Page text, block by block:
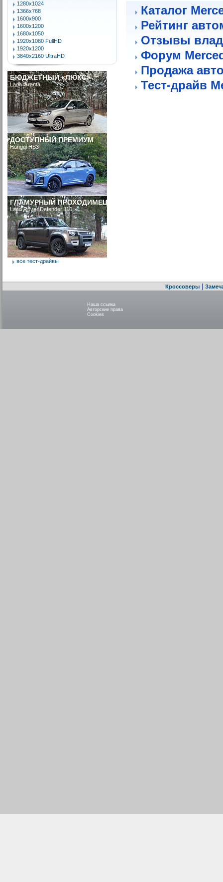
1280x1024
1366x768
1600x900
1600x1200
1680x1050
1920x1080 FullHD
1920x1200
3840x2160 UltraHD
БЮДЖЕТНЫЙ «ЛЮКС»
Lada Granta
ДОСТУПНЫЙ ПРЕМИУМ
Hongqi HS3
ГЛАМУРНЫЙ ПРОХОДИМЕЦ
Land Rover Defender 110
все тест-драйвы
Каталог
Рейтинг
Отзывы
Форум
Продажа
Тест-драйв
Кроссоверы
Наша ссылка
Авторские права
Cookies